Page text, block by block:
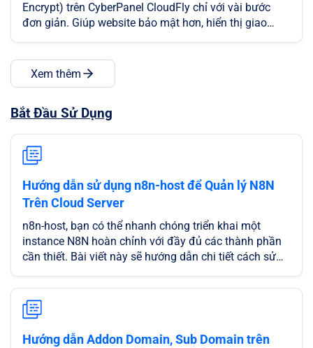
Encrypt) trên CyberPanel CloudFly chỉ với vài bước
đơn giản. Giúp website bảo mật hơn, hiển thị giao
Xem thêm
Bắt Đầu Sử Dụng
Hướng dẫn sử dụng n8n-host để Quản lý N8N
Trên Cloud Server
n8n-host, bạn có thể nhanh chóng triển khai một
instance N8N hoàn chỉnh với đầy đủ các thành phần
cần thiết. Bài viết này sẽ hướng dẫn chi tiết cách sử
mình quản lý N8N Cloud Server một cách dễ dàng và
hiệu quả.
Hướng dẫn Addon Domain, Sub Domain trên